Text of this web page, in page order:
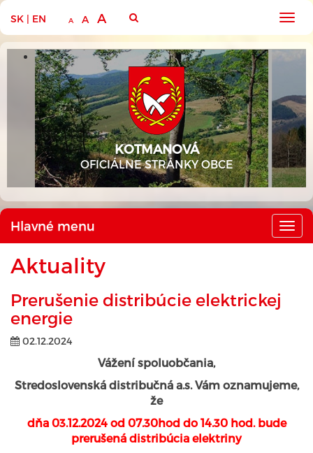
SK | EN A A A
KOTMANOVÁ
OFICIÁLNE STRÁNKY OBCE
Hlavné menu
Aktuality
Prerušenie distribúcie elektrickej
energie
02.12.2024
Vážení spoluobčania,
Stredoslovenská distribučná a.s. Vám oznamujeme,
že
dňa 03.12.2024 od 07.30hod do 14.30 hod. bude
prerušená distribúcia elektriny